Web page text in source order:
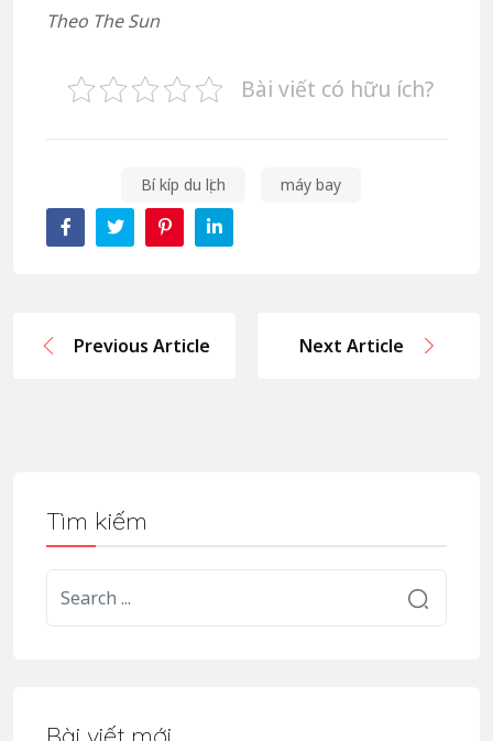
Theo The Sun
Bài viết có hữu ích?
Bí kíp du lịch máy bay
Previous Article Next Article
Tìm kiếm